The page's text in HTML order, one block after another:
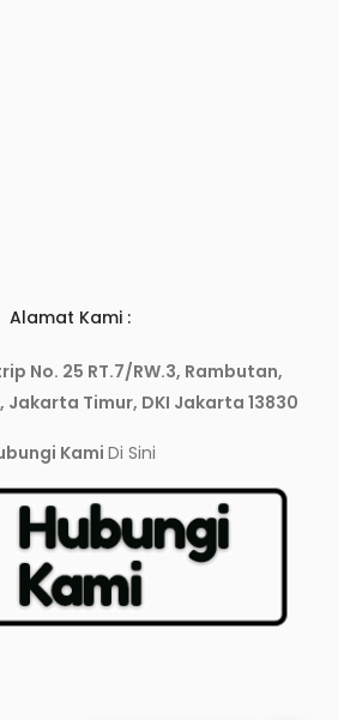
Alamat Kami :
No. 25 RT.7/RW.3, Rambutan,
Jakarta Timur, DKI Jakarta 13830
Kami Di Sini